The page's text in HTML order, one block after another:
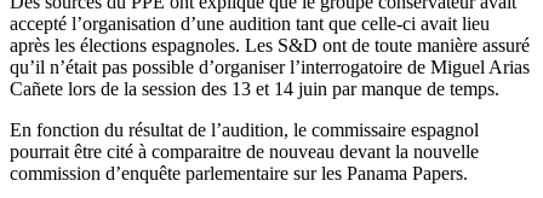
accepté l’organisation d’une audition tant que celle-ci avait lieu
après les élections espagnoles. Les S&D ont de toute manière assuré
qu’il n’était pas possible d’organiser l’interrogatoire de Miguel Arias
Cañete lors de la session des 13 et 14 juin par manque de temps.
En fonction du résultat de l’audition, le commissaire espagnol
pourrait être cité à comparaitre de nouveau devant la nouvelle
commission d’enquête parlementaire sur les Panama Papers.